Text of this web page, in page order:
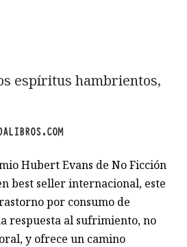
espíritus hambrientos,
Hubert Evans de No Ficción
best seller internacional, este
por consumo de
respuesta al sufrimiento, no
y ofrece un camino